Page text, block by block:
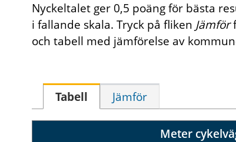
Nyckeltalet ger 0,5 poäng för bästa
i fallande skala. Tryck på fliken Jämför
och tabell med jämförelse av
Tabell Jämför
Meter